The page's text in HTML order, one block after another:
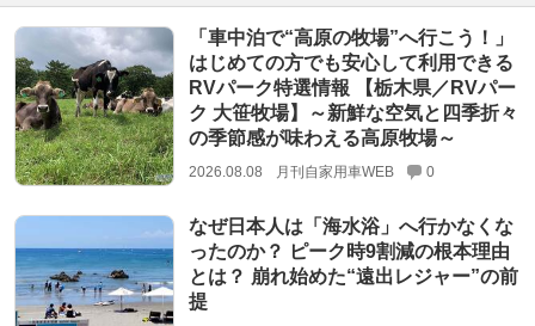
「車中泊で“高原の牧場”へ行こう！」
はじめての方でも安心して利用できる
RVパーク特選情報 【栃木県／RVパー
ク 大笹牧場】～新鮮な空気と四季折々
の季節感が味わえる高原牧場～
2026.08.08 月刊自家用車WEB 0
なぜ日本人は「海水浴」へ行かなくな
ったのか？ ピーク時9割減の根本理由
とは？ 崩れ始めた“遠出レジャー”の前
提